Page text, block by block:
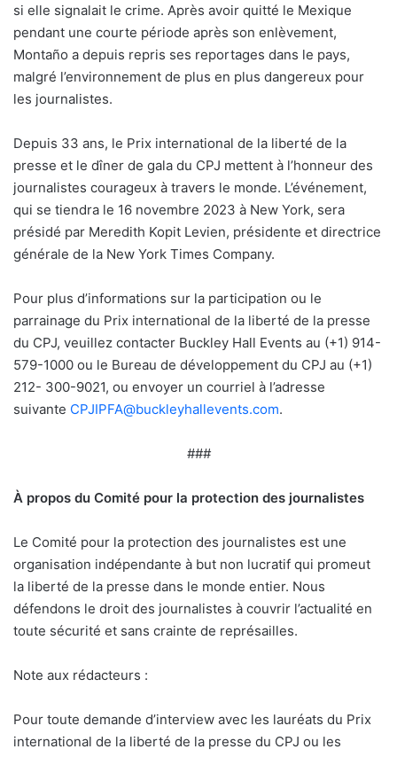
si elle signalait le crime. Après avoir quitté le Mexique
pendant une courte période après son enlèvement,
Montaño a depuis repris ses reportages dans le pays,
malgré l’environnement de plus en plus dangereux pour
les journalistes.
Depuis 33 ans, le Prix international de la liberté de la
presse et le dîner de gala du CPJ mettent à l’honneur des
journalistes courageux à travers le monde. L’événement,
qui se tiendra le 16 novembre 2023 à New York, sera
présidé par Meredith Kopit Levien, présidente et directrice
générale de la New York Times Company.
Pour plus d’informations sur la participation ou le
parrainage du Prix international de la liberté de la presse
du CPJ, veuillez contacter Buckley Hall Events au (+1) 914-
579-1000 ou le Bureau de développement du CPJ au (+1)
212- 300-9021, ou envoyer un courriel à l’adresse
suivante CPJIPFA@buckleyhallevents.com.
###
À propos du Comité pour la protection des journalistes
Le Comité pour la protection des journalistes est une
organisation indépendante à but non lucratif qui promeut
la liberté de la presse dans le monde entier. Nous
défendons le droit des journalistes à couvrir l’actualité en
toute sécurité et sans crainte de représailles.
Note aux rédacteurs :
Pour toute demande d’interview avec les lauréats du Prix
international de la liberté de la presse du CPJ ou les